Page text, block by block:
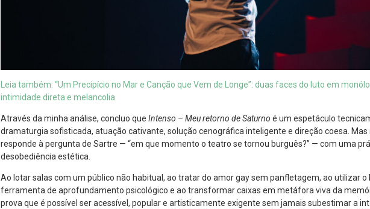
Leia também: “Um Precipício no Mar e Canção que Vem de Longe”: duas faces do luto em
intimidade direta e melancolia
Através da minha análise, concluo que Intenso – Meu retorno de Saturno é um espetáculo
dramaturgia sofisticada, atuação cativante, solução cenográfica inteligente e direção coesa. Mas
responde à pergunta de Sartre — “em que momento o teatro se tornou burguês?” — com uma
desobediência estética.
Ao lotar salas com um público não habitual, ao tratar do amor gay sem panfletagem, ao utilizar o
ferramenta de aprofundamento psicológico e ao transformar caixas em metáfora viva da
prova que é possível ser acessível, popular e artisticamente exigente sem jamais subestimar a